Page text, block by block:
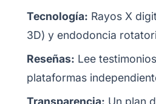
Tecnología: Rayos X
3D) y endodoncia
Reseñas: Lee
plataformas